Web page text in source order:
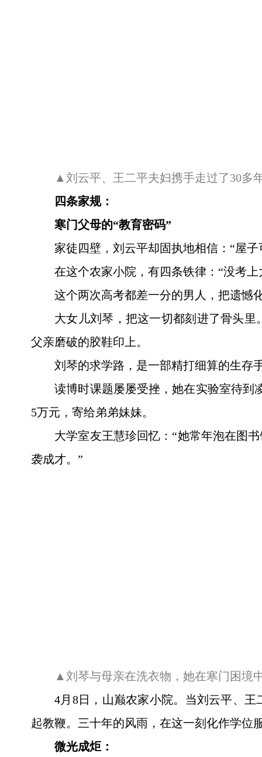
▲刘云平、王二平夫妇携手走过了30多
四条家规：
寒门父母的“教育密码”
家徒四壁，刘云平却固执地相信：“屋
在这个农家小院，有四条铁律：“没考
这个两次高考都差一分的男人，把遗憾
大女儿刘琴，把这一切都刻进了骨头
父亲磨破的胶鞋印上。
刘琴的求学路，是一部精打细算的生存
读博时课题屡屡受挫，她在实验室待到
5万元，寄给弟弟妹妹。
大学室友王慧珍回忆：“她常年泡在图
袭成才。”
▲刘琴与母亲在洗衣物，她在寒门困境
4月8日，山巅农家小院。当刘云平、
起教鞭。三十年的风雨，在这一刻化作学位
微光成炬：